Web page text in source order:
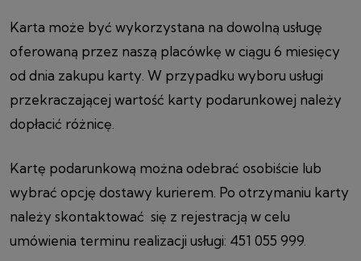
Karta może być wykorzystana na dowolną usługę
oferowaną przez naszą placówkę w ciągu 6 miesięcy
od dnia zakupu karty. W przypadku wyboru usługi
przekraczającej wartość karty podarunkowej należy
dopłacić różnicę.
Kartę podarunkową można odebrać osobiście lub
wybrać opcję dostawy kurierem. Po otrzymaniu karty
należy skontaktować się z rejestracją w celu
umówienia terminu realizacji usługi: 451 055 999.